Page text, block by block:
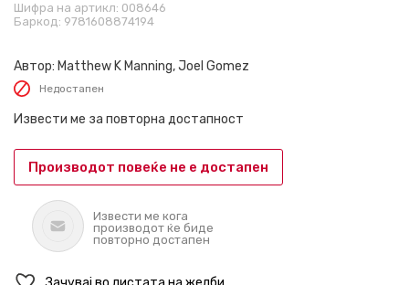
Шифра на артикл: 008646
Баркод: 9781608874194
Автор: Matthew K Manning, Joel Gomez
Недостапен
Извести ме за повторна достапност
Производот повеќе не е достапен
Извести ме кога
производот ќе биде
повторно достапен